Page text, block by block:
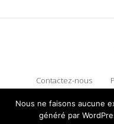
Contactez-nous
Politique de
Nous ne faisons aucune
généré par